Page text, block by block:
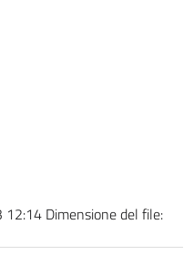
12:14 Dimensione del file: